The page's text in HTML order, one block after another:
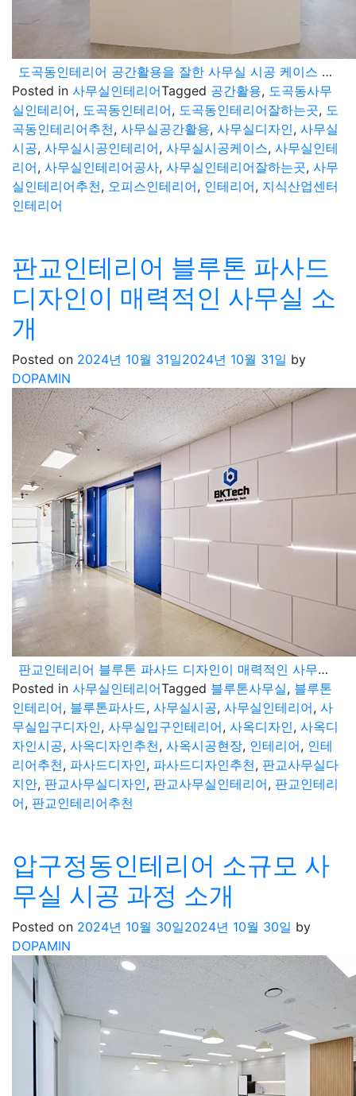
도곡동인테리어 공간활용을 잘한 사무실 시공 케이스 소개
Posted in 사무실인테리어Tagged 공간활용, 도곡동사무
실인테리어, 도곡동인테리어, 도곡동인테리어잘하는곳, 도
곡동인테리어추천, 사무실공간활용, 사무실디자인, 사무실
시공, 사무실시공인테리어, 사무실시공케이스, 사무실인테
리어, 사무실인테리어공사, 사무실인테리어잘하는곳, 사무
실인테리어추천, 오피스인테리어, 인테리어, 지식산업센터
인테리어
판교인테리어 블루톤 파사드
디자인이 매력적인 사무실 소
개
Posted on 2024년 10월 31일2024년 10월 31일 by
DOPAMIN
판교인테리어 블루톤 파사드 디자인이 매력적인 사무실 소개
Posted in 사무실인테리어Tagged 블루톤사무실, 블루톤
인테리어, 블루톤파사드, 사무실시공, 사무실인테리어, 사
무실입구디자인, 사무실입구인테리어, 사옥디자인, 사옥디
자인시공, 사옥디자인추천, 사옥시공현장, 인테리어, 인테
리어추천, 파사드디자인, 파사드디자인추천, 판교사무실다
지안, 판교사무실디자인, 판교사무실인테리어, 판교인테리
어, 판교인테리어추천
압구정동인테리어 소규모 사
무실 시공 과정 소개
Posted on 2024년 10월 30일2024년 10월 30일 by
DOPAMIN